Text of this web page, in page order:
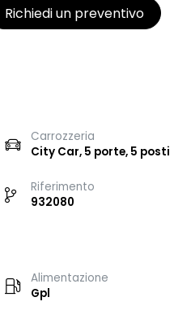
Richiedi un preventivo
Carrozzeria
City Car, 5 porte, 5 posti
Riferimento
932080
Alimentazione
Gpl